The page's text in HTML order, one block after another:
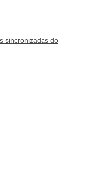
sincronizadas do